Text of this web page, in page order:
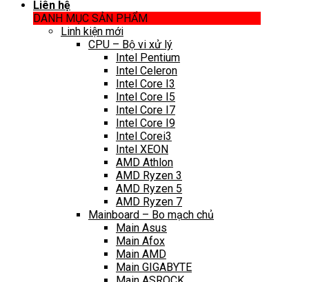
Liên hệ
DANH MỤC SẢN PHẨM
Linh kiện mới
CPU – Bộ vi xử lý
Intel Pentium
Intel Celeron
Intel Core I3
Intel Core I5
Intel Core I7
Intel Core I9
Intel Corei3
Intel XEON
AMD Athlon
AMD Ryzen 3
AMD Ryzen 5
AMD Ryzen 7
Mainboard – Bo mạch chủ
Main Asus
Main Afox
Main AMD
Main GIGABYTE